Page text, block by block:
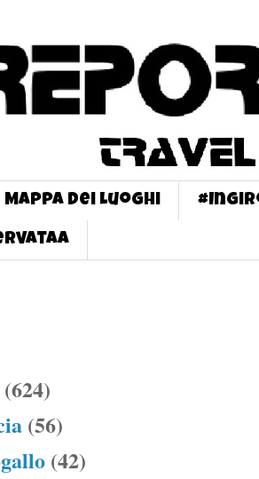
Mappa dei Luoghi
(624)
(56)
(42)